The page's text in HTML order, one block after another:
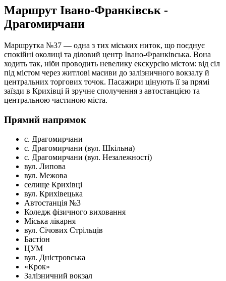
Маршрут Івано-Франківськ -
Драгомирчани
Маршрутка №37 — одна з тих міських ниток, що поєднує
спокійні околиці та діловий центр Івано-Франківська. Вона
ходить так, ніби проводить невелику екскурсію містом: від сіл
під містом через житлові масиви до залізничного вокзалу й
центральних торгових точок. Пасажири цінують її за прямі
заїзди в Крихівці й зручне сполучення з автостанцією та
центральною частиною міста.
Прямий напрямок
с. Драгомирчани
с. Драгомирчани (вул. Шкільна)
с. Драгомирчани (вул. Незалежності)
вул. Липова
вул. Межова
селище Крихівці
вул. Крихівецька
Автостанція №3
Коледж фізичного виховання
Міська лікарня
вул. Січових Стрільців
Бастіон
ЦУМ
вул. Дністровська
«Крок»
Залізничний вокзал